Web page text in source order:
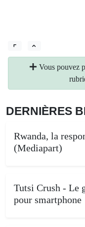
Vous pouvez
DERNIÈRES
Rwanda, la
(Mediapart)
Tutsi Crush - Le
pour smartphone